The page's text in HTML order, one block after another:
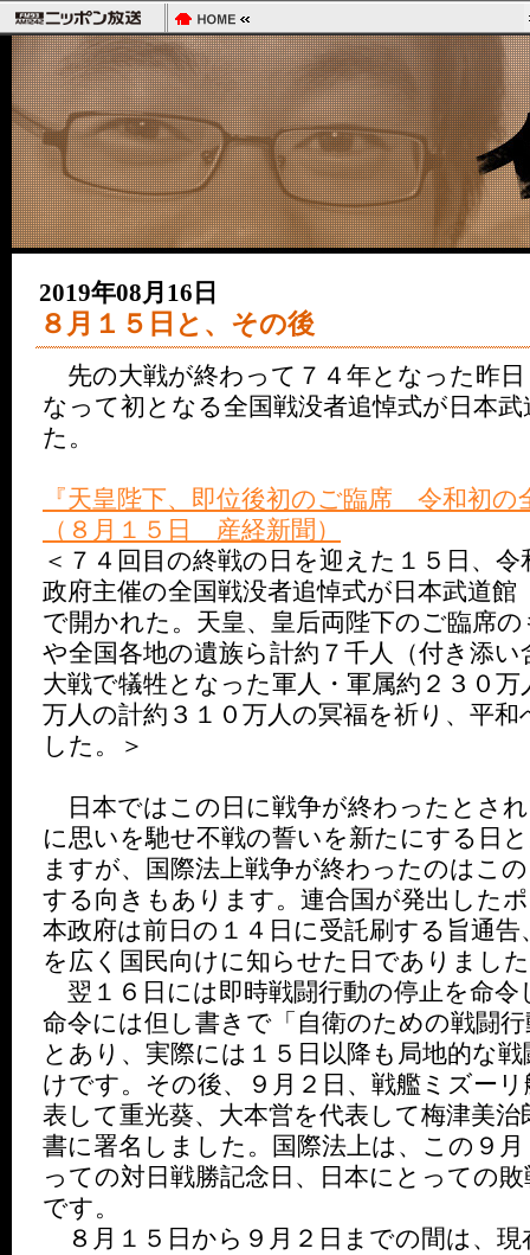
2019年08月16日
８月１５日と、その後
先の大戦が終わって７４年となった昨日
なって初となる全国戦没者追悼式が日本
た。
『天皇陛下、即位後初のご臨席 令和初の
（８月１５日 産経新聞）
＜７４回目の終戦の日を迎えた１５日、
政府主催の全国戦没者追悼式が日本武道館
で開かれた。天皇、皇后両陛下のご臨席
や全国各地の遺族ら計約７千人（付き添
大戦で犠牲となった軍人・軍属約２３０万
万人の計約３１０万人の冥福を祈り、平
した。＞
日本ではこの日に戦争が終わったとさ
に思いを馳せ不戦の誓いを新たにする日
ますが、国際法上戦争が終わったのはこ
する向きもあります。連合国が発出した
本政府は前日の１４日に受託刷する旨通
を広く国民向けに知らせた日でありまし
翌１６日には即時戦闘行動の停止を命令
命令には但し書きで「自衛のための戦闘
とあり、実際には１５日以降も局地的な
けです。その後、９月２日、戦艦ミズー
表して重光葵、大本営を代表して梅津美
書に署名しました。国際法上は、この９
っての対日戦勝記念日、日本にとっての
です。
８月１５日から９月２日までの間は、現